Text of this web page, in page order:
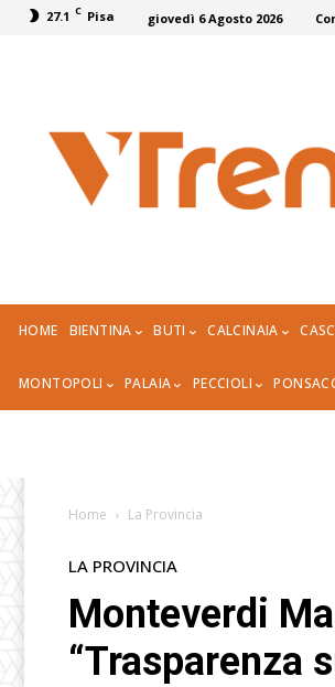
27.1 C Pisa giovedì 6 Agosto 2026
HOME BIENTINA BUTI CALCINAIA
MONTOPOLI PALAIA PECCIOLI
Home La Provincia
LA PROVINCIA
Monteverdi
“Trasparenza